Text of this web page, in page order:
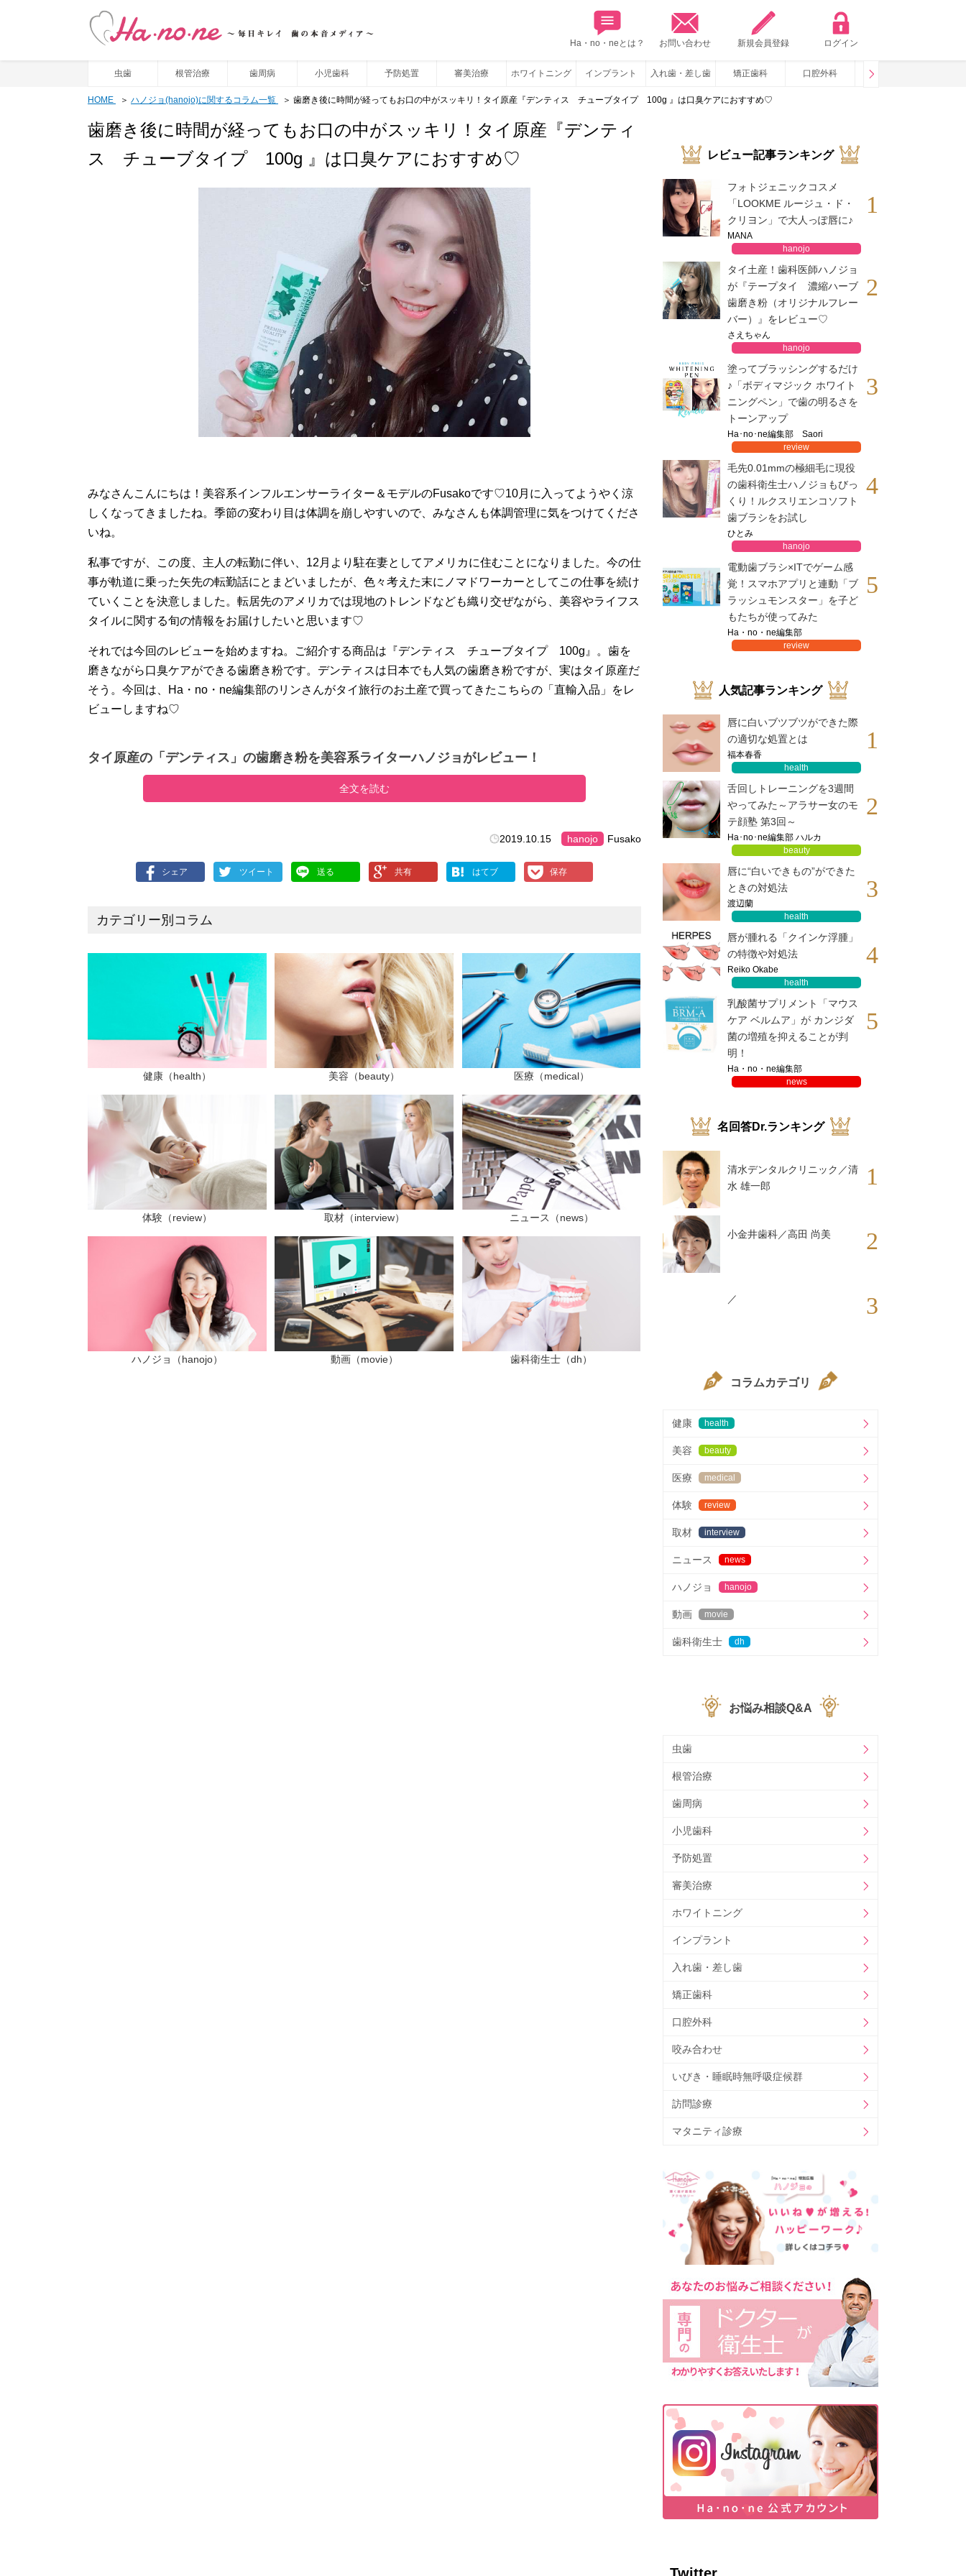
Ha・no・neとは？ お問い合わせ 新規会員登録 ログイン
虫歯 根管治療 歯周病 小児歯科 予防処置 審美治療 ホワイトニング インプラント 入れ歯・差し歯 矯正歯科 口腔外科 咬み合わせ
HOME ハノジョ(hanojo)に関するコラム一覧 歯磨き後に時間が経ってもお口の中がスッキリ！タイ原産『デンティス チューブタイプ 100g 』は口臭ケアにおすすめ♡
歯磨き後に時間が経ってもお口の中がスッキリ！タイ原産『デンティ
ス チューブタイプ 100g 』は口臭ケアにおすすめ♡
みなさんこんにちは！美容系インフルエンサーライター＆モデルのFusakoです♡10月に入ってようやく涼
しくなってきましたね。季節の変わり目は体調を崩しやすいので、みなさんも体調管理に気をつけてくださ
いね。
私事ですが、この度、主人の転勤に伴い、12月より駐在妻としてアメリカに住むことになりました。今の仕
事が軌道に乗った矢先の転勤話にとまどいましたが、色々考えた末にノマドワーカーとしてこの仕事を続け
ていくことを決意しました。転居先のアメリカでは現地のトレンドなども織り交ぜながら、美容やライフス
タイルに関する旬の情報をお届けしたいと思います♡
それでは今回のレビューを始めますね。ご紹介する商品は『デンティス チューブタイプ 100g』。歯を
磨きながら口臭ケアができる歯磨き粉です。デンティスは日本でも人気の歯磨き粉ですが、実はタイ原産だ
そう。今回は、Ha・no・ne編集部のリンさんがタイ旅行のお土産で買ってきたこちらの「直輸入品」をレ
ビューしますね♡
タイ原産の「デンティス」の歯磨き粉を美容系ライターハノジョがレビュー！
全文を読む
2019.10.15 hanojo Fusako
シェア ツイート 送る 共有 はてブ 保存
カテゴリー別コラム
健康（health） 美容（beauty） 医療（medical）
体験（review） 取材（interview） ニュース（news）
ハノジョ（hanojo） 動画（movie） 歯科衛生士（dh）
レビュー記事ランキング
フォトジェニックコスメ
「LOOKME ルージュ・ド・
クリヨン」で大人っぽ唇に♪
MANA
hanojo
1
タイ土産！歯科医師ハノジョ
が『テープタイ 濃縮ハーブ
歯磨き粉（オリジナルフレー
バー）』をレビュー♡
さえちゃん
hanojo
2
塗ってブラッシングするだけ
♪「ボディマジック ホワイト
ニングペン」で歯の明るさを
トーンアップ
Ha･no･ne編集部 Saori
review
3
毛先0.01mmの極細毛に現役
の歯科衛生士ハノジョもびっ
くり！ルクスリエンコソフト
歯ブラシをお試し
ひとみ
hanojo
4
電動歯ブラシ×ITでゲーム感
覚！スマホアプリと連動「ブ
ラッシュモンスター」を子ど
もたちが使ってみた
Ha・no・ne編集部
review
5
人気記事ランキング
唇に白いブツブツができた際
の適切な処置とは
福本春香
health
1
舌回しトレーニングを3週間
やってみた～アラサー女のモ
テ顔塾 第3回～
Ha･no･ne編集部 ハルカ
beauty
2
唇に“白いできもの”ができた
ときの対処法
渡辺蘭
health
3
唇が腫れる「クインケ浮腫」
の特徴や対処法
Reiko Okabe
health
4
乳酸菌サプリメント「マウス
ケア ベルムア」が カンジダ
菌の増殖を抑えることが判
明！
Ha・no・ne編集部
news
5
名回答Dr.ランキング
清水デンタルクリニック／清
水 雄一郎
1
小金井歯科／高田 尚美 2
／ 3
コラムカテゴリ
健康 health
美容 beauty
医療 medical
体験 review
取材 interview
ニュース news
ハノジョ hanojo
動画 movie
歯科衛生士 dh
お悩み相談Q&A
虫歯
根管治療
歯周病
小児歯科
予防処置
審美治療
ホワイトニング
インプラント
入れ歯・差し歯
矯正歯科
口腔外科
咬み合わせ
いびき・睡眠時無呼吸症候群
訪問診療
マタニティ診療